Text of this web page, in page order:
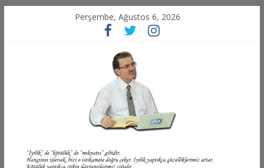
Perşembe, Ağustos 6, 2026